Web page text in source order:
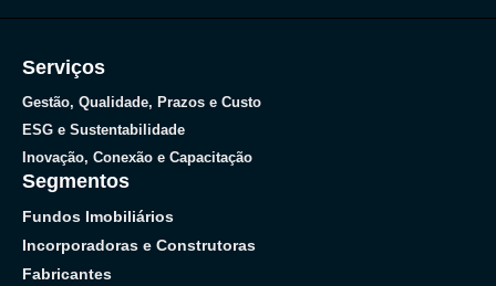
Serviços
Gestão, Qualidade, Prazos e Custo
ESG e Sustentabilidade
Inovação, Conexão e Capacitação
Segmentos
Fundos Imobiliários
Incorporadoras e Construtoras
Fabricantes